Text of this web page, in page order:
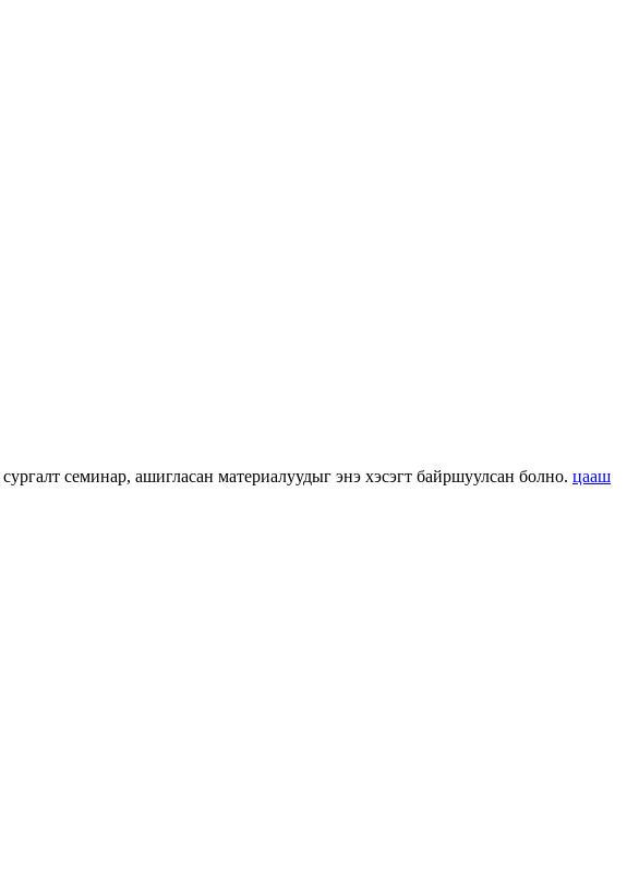
семинар, ашигласан материалуудыг энэ хэсэгт байршуулсан болно. цааш